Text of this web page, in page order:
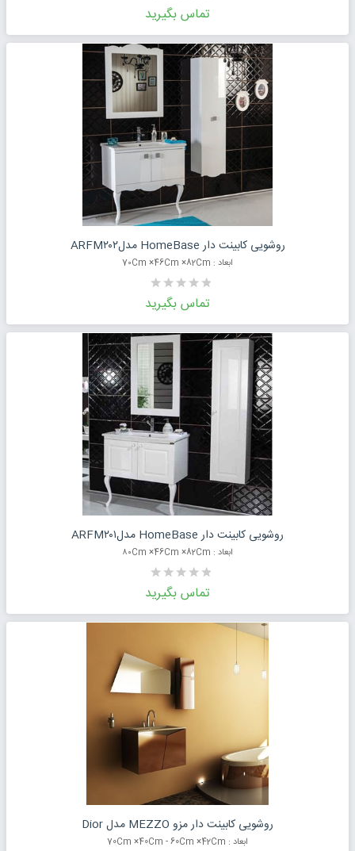
تماس بگیرید
درخواست قیمت محصول روشویی کابینت دار HomeBase مدلARFM۲۰۲
ابعاد : 7۰Cm ×46Cm ×82Cm
تماس بگیرید
درخواست قیمت محصول روشویی کابینت دار HomeBase مدلARFM۲۰۱
ابعاد : ۸۰Cm ×46Cm ×82Cm
تماس بگیرید
درخواست قیمت محصول روشویی کابینت دار مزو MEZZO مدل Dior
ابعاد : 70Cm ×40Cm - 60Cm ×42Cm